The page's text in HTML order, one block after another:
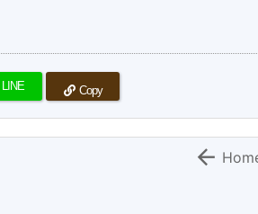
LINE Copy
